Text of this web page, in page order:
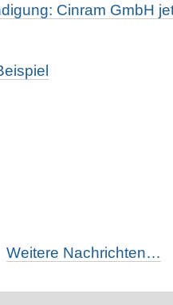
Cinram GmbH
Weitere Nachrichten…